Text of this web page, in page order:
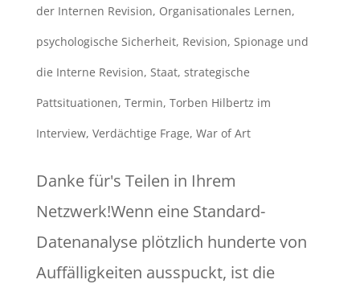
der Internen Revision, Organisationales Lernen,
psychologische Sicherheit, Revision, Spionage und
die Interne Revision, Staat, strategische
Pattsituationen, Termin, Torben Hilbertz im
Interview, Verdächtige Frage, War of Art
Danke für's Teilen in Ihrem
Netzwerk!Wenn eine Standard-
Datenanalyse plötzlich hunderte von
Auffälligkeiten ausspuckt, ist die